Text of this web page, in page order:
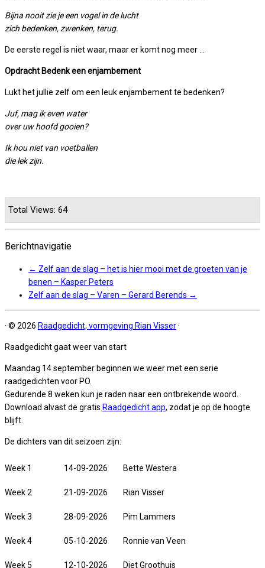
Bijna nooit zie je een vogel in de lucht
zich bedenken, zwenken, terug.
De eerste regel is niet waar, maar er komt nog meer …
Opdracht Bedenk een enjambement
Lukt het jullie zelf om een leuk enjambement te bedenken?
Juf, mag ik even water
over uw hoofd gooien?
Ik hou niet van voetballen
die lek zijn.
Total Views: 64
Berichtnavigatie
← Zelf aan de slag – het is hier mooi met de groeten van je
benen – Kasper Peters
Zelf aan de slag – Varen – Gerard Berends →
· © 2026 Raadgedicht, vormgeving Rian Visser·
Raadgedicht gaat weer van start
Maandag 14 september beginnen we weer met een serie
raadgedichten voor PO.
Gedurende 8 weken kun je raden naar een ontbrekende woord.
Download alvast de gratis Raadgedicht app, zodat je op de hoogte
blijft.
De dichters van dit seizoen zijn:
Week 1 14-09-2026 Bette Westera
Week 2 21-09-2026 Rian Visser
Week 3 28-09-2026 Pim Lammers
Week 4 05-10-2026 Ronnie van Veen
Week 5 12-10-2026 Diet Groothuis